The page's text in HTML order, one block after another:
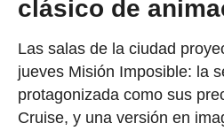
clásico de
Las salas de la ciudad
jueves Misión Imposible: la
protagonizada como sus
Cruise, y una versión en